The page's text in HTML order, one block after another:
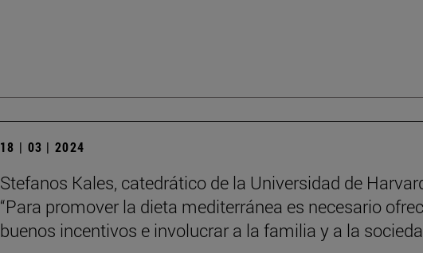
18 | 03 | 2024
Stefanos Kales, catedrático de la Universidad de
“Para promover la dieta mediterránea es necesario
buenos incentivos e involucrar a la familia y a la